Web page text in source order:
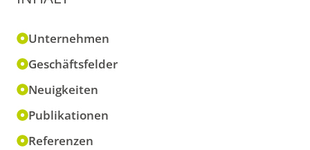
Unternehmen
Geschäftsfelder
Neuigkeiten
Publikationen
Referenzen